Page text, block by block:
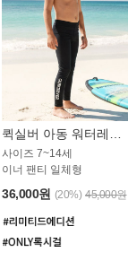
사이즈 7~14세
이너 팬티 일체형
36,000원 (20%) 45,000원